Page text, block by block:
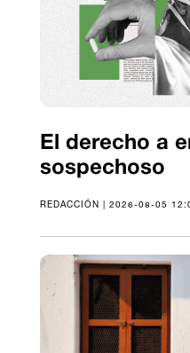
El derecho a
sospechoso
REDACCIÓN | 2026-08-05